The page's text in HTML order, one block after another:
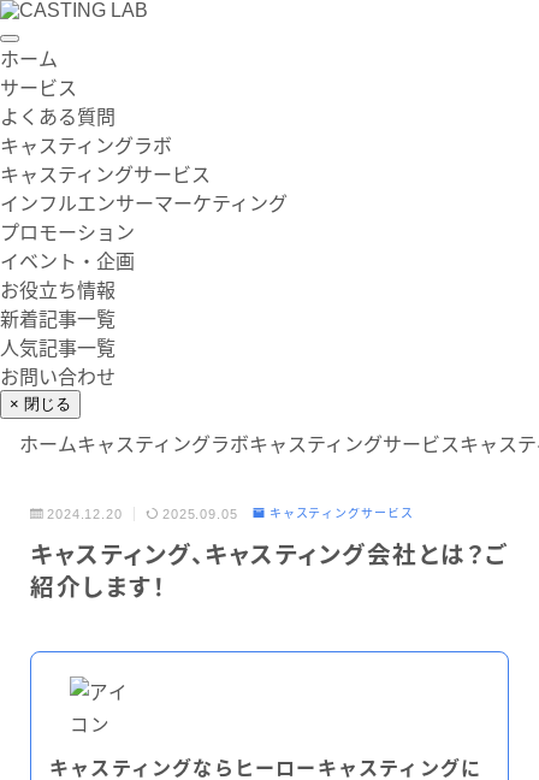
ホーム
サービス
よくある質問
キャスティングラボ
キャスティングサービス
インフルエンサーマーケティング
プロモーション
イベント・企画
お役立ち情報
新着記事一覧
人気記事一覧
お問い合わせ
× 閉じる
ホームキャスティングラボキャスティングサービスキャス
2024.12.20 2025.09.05 キャスティングサービス
キャスティング、キャスティング会社とは？ご
紹介します！
キャスティングならヒーローキャスティングに